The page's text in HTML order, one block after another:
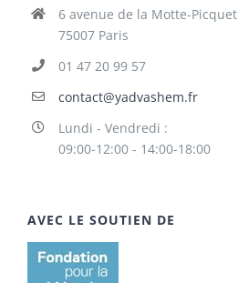
6 avenue de la Motte-Picquet
75007 Paris
01 47 20 99 57
contact@yadvashem.fr
Lundi - Vendredi :
09:00-12:00 - 14:00-18:00
AVEC LE SOUTIEN DE